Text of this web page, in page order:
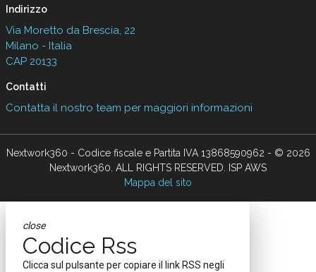
Indirizzo
Via Moretto da Brescia, 22
Milano - Italia
CAP 20133
Contatti
Contatta il nostro team per maggiori informazioni
Nextwork360 - Codice fiscale e Partita IVA 13868590962 - © 2026
Nextwork360. ALL RIGHTS RESERVED. ISP AWS
Mappa del sito
close
Codice Rss
Clicca sul pulsante per copiare il link RSS negli